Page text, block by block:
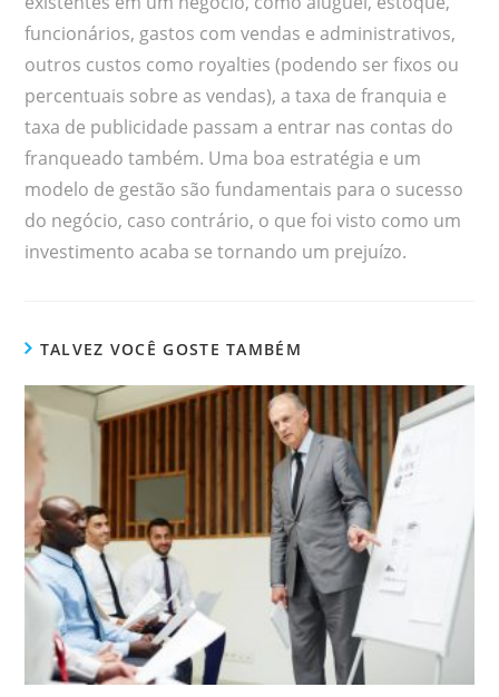
funcionários, gastos com vendas e administrativos,
outros custos como royalties (podendo ser fixos ou
percentuais sobre as vendas), a taxa de franquia e
taxa de publicidade passam a entrar nas contas do
franqueado também. Uma boa estratégia e um
modelo de gestão são fundamentais para o sucesso
do negócio, caso contrário, o que foi visto como um
investimento acaba se tornando um prejuízo.
TALVEZ VOCÊ GOSTE TAMBÉM